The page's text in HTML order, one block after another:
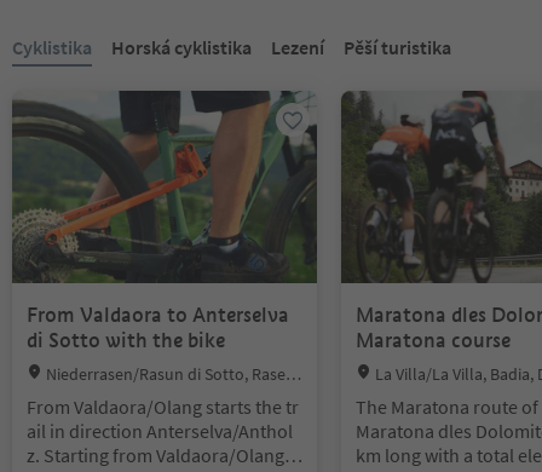
Nacházíte se na tabulkovém posuvníku. Vyberte kartu pro
Cyklistika Horská cyklistika Lezení Pěší turistika
From Valdaora to Anterselva
di Sotto with the bike
Location:
Niederrasen/Rasun di Sotto, Rasen-
Region Kronplatz/Plan de Corones
From Valdaora/Olang starts the tr
ail in direction Anterselva/Anthol
z. Starting from Valdaora/Olang i
Maratona dles
Maratona course
Location:
La Villa/La Villa, Badia,
The Maratona route
Maratona dles
km long with a total